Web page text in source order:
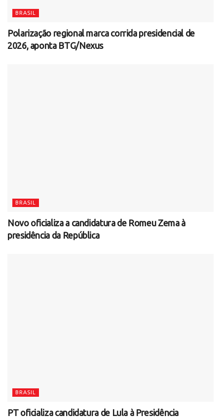
BRASIL
Polarização regional marca corrida presidencial de
2026, aponta BTG/Nexus
BRASIL
Novo oficializa a candidatura de Romeu Zema à
presidência da República
BRASIL
PT oficializa candidatura de Lula à Presidência